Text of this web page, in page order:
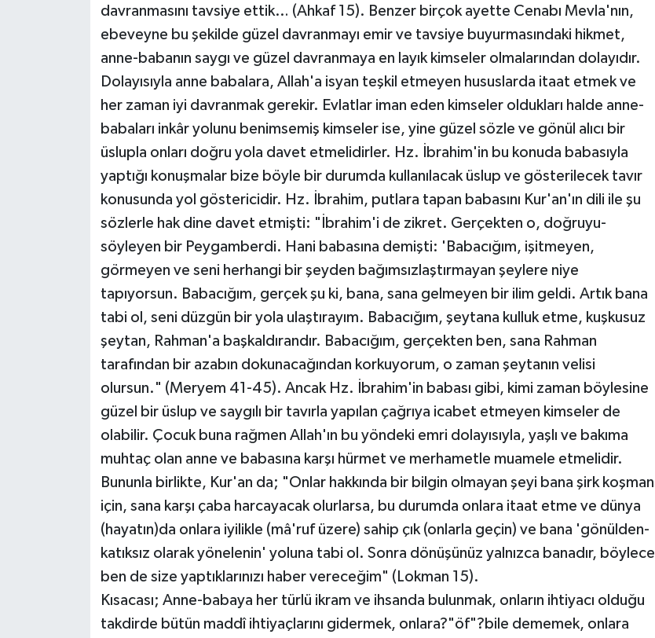
davranmasını tavsiye ettik… (Ahkaf 15). Benzer birçok ayette Cenabı Mevla'nın,
ebeveyne bu şekilde güzel davranmayı emir ve tavsiye buyurmasındaki hikmet,
anne-babanın saygı ve güzel davranmaya en layık kimseler olmalarından dolayıdır.
Dolayısıyla anne babalara, Allah'a isyan teşkil etmeyen hususlarda itaat etmek ve
her zaman iyi davranmak gerekir. Evlatlar iman eden kimseler oldukları halde anne-
babaları inkâr yolunu benimsemiş kimseler ise, yine güzel sözle ve gönül alıcı bir
üslupla onları doğru yola davet etmelidirler. Hz. İbrahim'in bu konuda babasıyla
yaptığı konuşmalar bize böyle bir durumda kullanılacak üslup ve gösterilecek tavır
konusunda yol göstericidir. Hz. İbrahim, putlara tapan babasını Kur'an'ın dili ile şu
sözlerle hak dine davet etmişti: "İbrahim'i de zikret. Gerçekten o, doğruyu-
söyleyen bir Peygamberdi. Hani babasına demişti: 'Babacığım, işitmeyen,
görmeyen ve seni herhangi bir şeyden bağımsızlaştırmayan şeylere niye
tapıyorsun. Babacığım, gerçek şu ki, bana, sana gelmeyen bir ilim geldi. Artık bana
tabi ol, seni düzgün bir yola ulaştırayım. Babacığım, şeytana kulluk etme, kuşkusuz
şeytan, Rahman'a başkaldırandır. Babacığım, gerçekten ben, sana Rahman
tarafından bir azabın dokunacağından korkuyorum, o zaman şeytanın velisi
olursun." (Meryem 41-45). Ancak Hz. İbrahim'in babası gibi, kimi zaman böylesine
güzel bir üslup ve saygılı bir tavırla yapılan çağrıya icabet etmeyen kimseler de
olabilir. Çocuk buna rağmen Allah'ın bu yöndeki emri dolayısıyla, yaşlı ve bakıma
muhtaç olan anne ve babasına karşı hürmet ve merhametle muamele etmelidir.
Bununla birlikte, Kur'an da; "Onlar hakkında bir bilgin olmayan şeyi bana şirk koşman
için, sana karşı çaba harcayacak olurlarsa, bu durumda onlara itaat etme ve dünya
(hayatın)da onlara iyilikle (mâ'ruf üzere) sahip çık (onlarla geçin) ve bana 'gönülden-
katıksız olarak yönelenin' yoluna tabi ol. Sonra dönüşünüz yalnızca banadır, böylece
ben de size yaptıklarınızı haber vereceğim" (Lokman 15).
Kısacası; Anne-babaya her türlü ikram ve ihsanda bulunmak, onların ihtiyacı olduğu
takdirde bütün maddî ihtiyaçlarını gidermek, onlara?"öf"?bile dememek, onlara